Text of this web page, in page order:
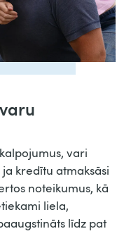
vari
kredītu atmaksāsi
noteikumus, kā
liela,
līdz pat